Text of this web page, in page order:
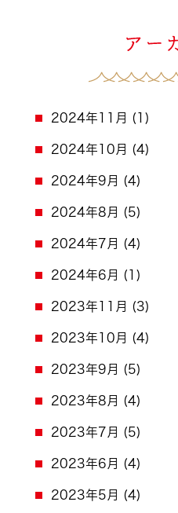
2024年11月 (1)
2024年10月 (4)
2024年9月 (4)
2024年8月 (5)
2024年7月 (4)
2024年6月 (1)
2023年11月 (3)
2023年10月 (4)
2023年9月 (5)
2023年8月 (4)
2023年7月 (5)
2023年6月 (4)
2023年5月 (4)